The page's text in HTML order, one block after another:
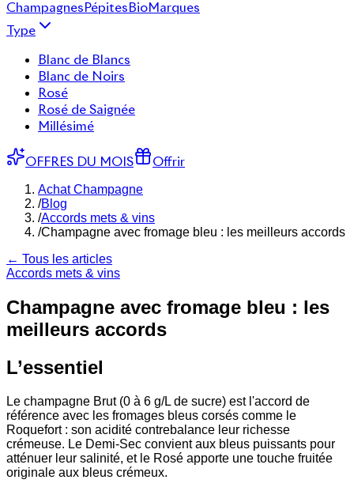
ChampagnesPépitesBioMarques
Type
Blanc de Blancs
Blanc de Noirs
Rosé
Rosé de Saignée
Millésimé
OFFRES DU MOIS Offrir
Achat Champagne
/Blog
/Accords mets & vins
/Champagne avec fromage bleu : les meilleurs accords
← Tous les articles
Accords mets & vins
Champagne avec fromage bleu : les
meilleurs accords
L’essentiel
Le champagne Brut (0 à 6 g/L de sucre) est l'accord de
référence avec les fromages bleus corsés comme le
Roquefort : son acidité contrebalance leur richesse
crémeuse. Le Demi-Sec convient aux bleus puissants pour
atténuer leur salinité, et le Rosé apporte une touche fruitée
originale aux bleus crémeux.